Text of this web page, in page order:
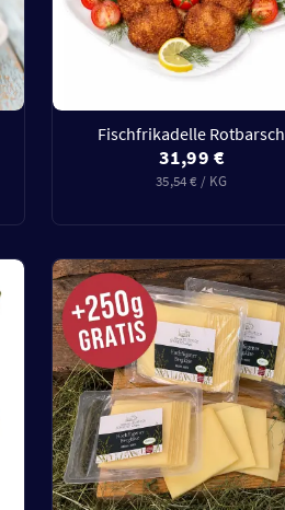
Fischfrikadelle Rotbarsch
31,99 €
35,54 € / KG